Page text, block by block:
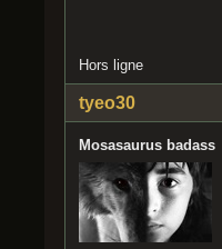
Hors ligne
tyeo30
Mosasaurus badass